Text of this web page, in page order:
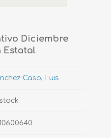
Diciembre
Estatal
Caso, Luis
stock